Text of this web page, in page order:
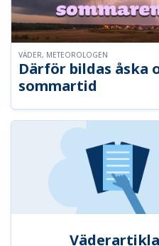
Därför bildas åska
sommartid
VÄDER, METEOROLOGEN